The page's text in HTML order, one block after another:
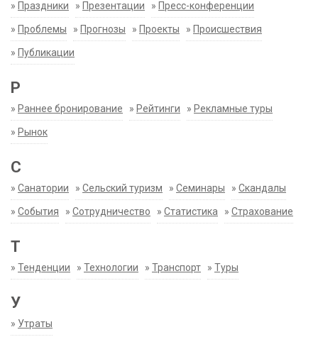
» Праздники » Презентации » Пресс-конференции
» Проблемы » Прогнозы » Проекты » Происшествия
» Публикации
Р
» Раннее бронирование » Рейтинги » Рекламные туры
» Рынок
С
» Санатории » Сельский туризм » Семинары » Скандалы
» События » Сотрудничество » Статистика » Страхование
Т
» Тенденции » Технологии » Транспорт » Туры
У
» Утраты